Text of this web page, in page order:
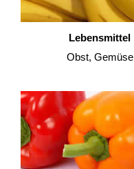
Lebensmittel
Obst, Gemüse